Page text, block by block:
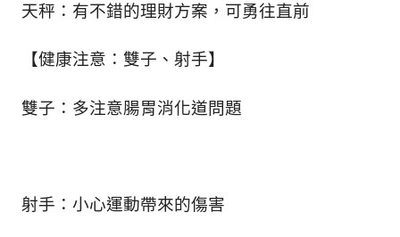
天秤：有不錯的理財方案，可勇往直前
【健康注意：雙子、射手】
雙子：多注意腸胃消化道問題
射手：小心運動帶來的傷害